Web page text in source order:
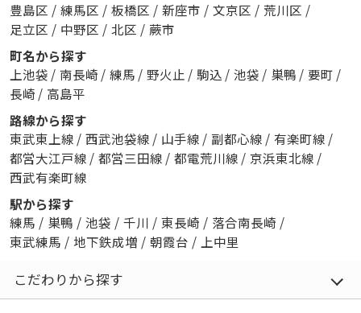
豊島区 / 練馬区 / 板橋区 / 新座市 / 文京区 / 荒川区 /
足立区 / 中野区 / 北区 / 蕨市
町名から探す
上池袋 / 南長崎 / 練馬 / 野火止 / 駒込 / 池袋 / 巣鴨 / 要町 /
長崎 / 高島平
路線から探す
東武東上線 / 西武池袋線 / 山手線 / 副都心線 / 有楽町線 /
都営大江戸線 / 都営三田線 / 都電荒川線 / 京浜東北線 /
西武有楽町線
駅から探す
練馬 / 巣鴨 / 池袋 / 千川 / 東長崎 / 落合南長崎 /
東武練馬 / 地下鉄成増 / 朝霞台 / 上中里
こだわりから探す